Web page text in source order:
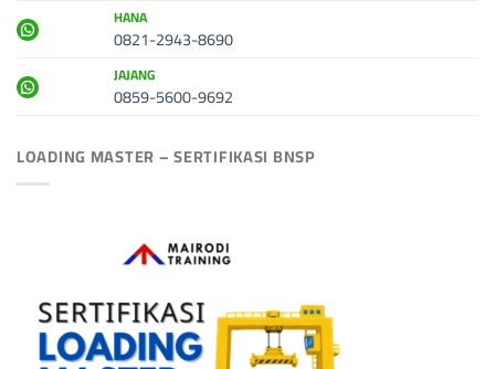
HANA
0821-2943-8690
JAJANG
0859-5600-9692
LOADING MASTER – SERTIFIKASI BNSP